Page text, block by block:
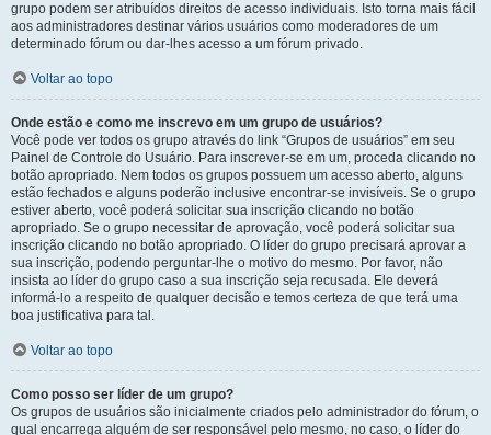
grupo podem ser atribuídos direitos de acesso individuais. Isto torna mais fácil
aos administradores destinar vários usuários como moderadores de um
determinado fórum ou dar-lhes acesso a um fórum privado.
Voltar ao topo
Onde estão e como me inscrevo em um grupo de usuários?
Você pode ver todos os grupo através do link “Grupos de usuários” em seu
Painel de Controle do Usuário. Para inscrever-se em um, proceda clicando no
botão apropriado. Nem todos os grupos possuem um acesso aberto, alguns
estão fechados e alguns poderão inclusive encontrar-se invisíveis. Se o grupo
estiver aberto, você poderá solicitar sua inscrição clicando no botão
apropriado. Se o grupo necessitar de aprovação, você poderá solicitar sua
inscrição clicando no botão apropriado. O líder do grupo precisará aprovar a
sua inscrição, podendo perguntar-lhe o motivo do mesmo. Por favor, não
insista ao líder do grupo caso a sua inscrição seja recusada. Ele deverá
informá-lo a respeito de qualquer decisão e temos certeza de que terá uma
boa justificativa para tal.
Voltar ao topo
Como posso ser líder de um grupo?
Os grupos de usuários são inicialmente criados pelo administrador do fórum, o
qual encarrega alguém de ser responsável pelo mesmo, no caso, o líder do